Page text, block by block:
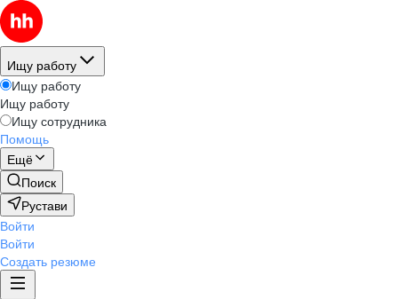
Ищу работу
Ищу работу
Ищу работу
Ищу сотрудника
Помощь
Ещё
Поиск
Рустави
Войти
Войти
Создать резюме